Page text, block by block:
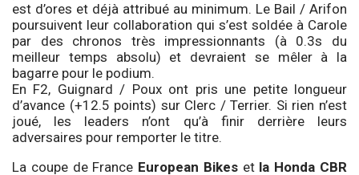
est d’ores et déjà attribué au minimum. Le Bail / Arifon
poursuivent leur collaboration qui s’est soldée à Carole
par des chronos très impressionnants (à 0.3s du
meilleur temps absolu) et devraient se mêler à la
bagarre pour le podium.
En F2, Guignard / Poux ont pris une petite longueur
d’avance (+12.5 points) sur Clerc / Terrier. Si rien n’est
joué, les leaders n’ont qu’à finir derrière leurs
adversaires pour remporter le titre.
La coupe de France European Bikeset la Honda CBR